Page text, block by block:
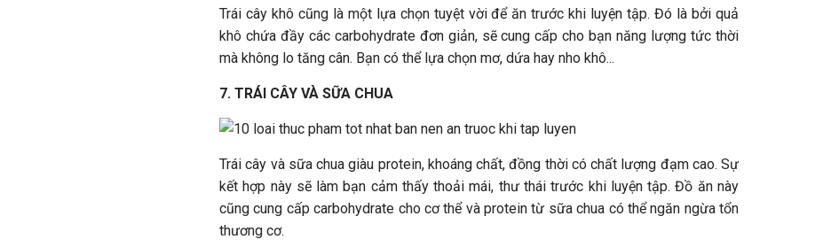
Trái cây khô cũng là một lựa chọn tuyệt vời để ăn trước khi luyện tập. Đó là bởi quả
khô chứa đầy các carbohydrate đơn giản, sẽ cung cấp cho bạn năng lượng tức thời
mà không lo tăng cân. Bạn có thể lựa chọn mơ, dứa hay nho khô...
7. TRÁI CÂY VÀ SỮA CHUA
Trái cây và sữa chua giàu protein, khoáng chất, đồng thời có chất lượng đạm cao. Sự
kết hợp này sẽ làm bạn cảm thấy thoải mái, thư thái trước khi luyện tập. Đồ ăn này
cũng cung cấp carbohydrate cho cơ thể và protein từ sữa chua có thể ngăn ngừa tổn
thương cơ.